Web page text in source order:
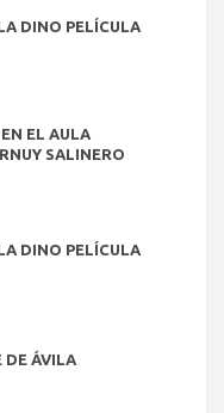
DINO PELÍCULA
EL AULA
SALINERO
DINO PELÍCULA
DE ÁVILA